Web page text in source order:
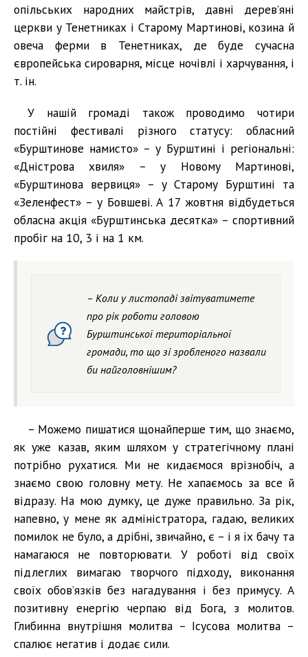
опільських народних майстрів, давні дерев’яні
церкви у Тенетниках і Старому Мартинові, козина й
овеча ферми в Тенетниках, де буде сучасна
європейська сироварня, місце ночівлі і харчування, і
т. ін.
У нашій громаді також проводимо чотири
постійні фестивалі різного статусу: обласний
«Бурштинове намисто» – у Бурштині і регіональні:
«Дністрова хвиля» – у Новому Мартинові,
«Бурштинова вервиця» – у Старому Бурштині та
«Зеленфест» – у Бовшеві. А 17 жовтня відбудеться
обласна акція «Бурштинська десятка» – спортивний
пробіг на 10, 3 і на 1 км.
– Коли у листопаді звітуватимете
про рік роботи головою
Бурштинської територіальної
громади, то що зі зробленого назвали
би найголовнішим?
– Можемо пишатися щонайперше тим, що знаємо,
як уже казав, яким шляхом у стратегічному плані
потрібно рухатися. Ми не кидаємося врізнобіч, а
знаємо свою головну мету. Не хапаємось за все й
відразу. На мою думку, це дуже правильно. За рік,
напевно, у мене як адміністратора, гадаю, великих
помилок не було, а дрібні, звичайно, є – і я їх бачу та
намагаюся не повторювати. У роботі від своїх
підлеглих вимагаю творчого підходу, виконання
своїх обов’язків без нагадування і без примусу. А
позитивну енергію черпаю від Бога, з молитов.
Глибинна внутрішня молитва – Ісусова молитва –
спалює негатив і додає сили.